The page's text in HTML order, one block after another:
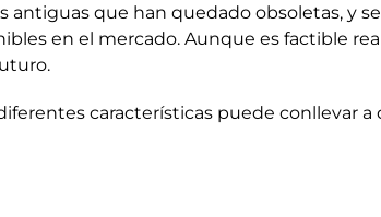
antiguas que han quedado obsoletas, y
en el mercado. Aunque es factible
características puede conllevar